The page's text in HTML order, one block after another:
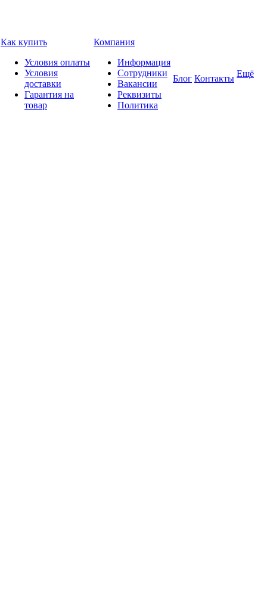
Как купить
Условия оплаты
Условия
доставки
Гарантия на
товар
Компания
Информация
Сотрудники
Вакансии
Реквизиты
Политика
Блог Контакты Ещё